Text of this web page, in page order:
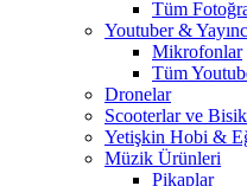
Tüm
Youtuber &
Mikrofonlar
Tüm
Dronelar
Scooterlar ve
Yetişkin Hobi &
Müzik Ürünleri
Pikaplar